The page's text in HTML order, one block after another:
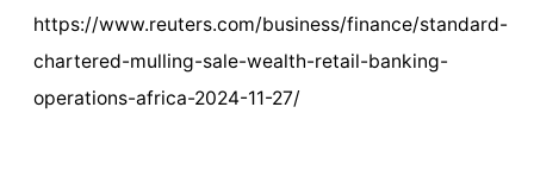
https://www.reuters.com/business/finance/standard-
chartered-mulling-sale-wealth-retail-banking-
operations-africa-2024-11-27/